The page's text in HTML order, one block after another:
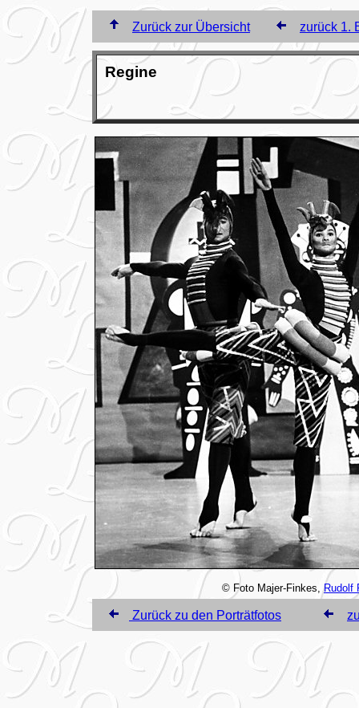
Zurück zur Übersicht zurück 1.
Regine
© Foto Majer-Finkes,Rudolf
Zurück zu den Porträtfotos